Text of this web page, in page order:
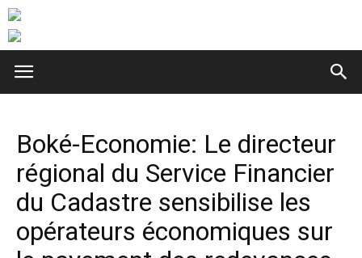
Boké-Economie: Le directeur
régional du Service Financier
du Cadastre sensibilise les
opérateurs économiques sur